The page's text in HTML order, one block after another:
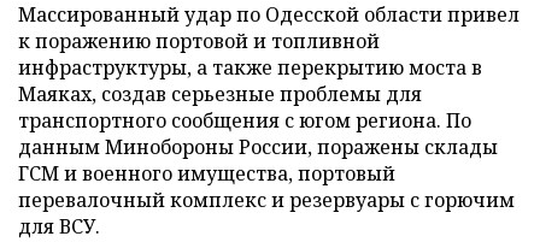
Массированный удар по Одесской области привел
к поражению портовой и топливной
инфраструктуры, а также перекрытию моста в
Маяках, создав серьезные проблемы для
транспортного сообщения с югом региона. По
данным Минобороны России, поражены склады
ГСМ и военного имущества, портовый
перевалочный комплекс и резервуары с горючим
для ВСУ.